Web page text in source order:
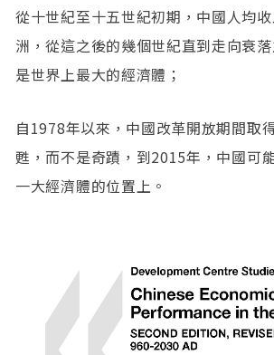
從十世紀至十五世紀初期，中國人均
洲，從這之後的幾個世紀直到走向衰
是世界上最大的經濟體；
自1978年以來，中國改革開放期間取
甦，而不是奇蹟，到2015年，中國可
一大經濟體的位置上。